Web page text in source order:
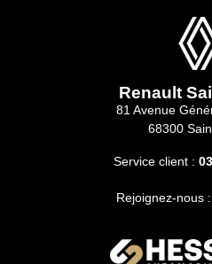
Renault
81 Avenue
68300
Service client :
Rejoignez-nous :